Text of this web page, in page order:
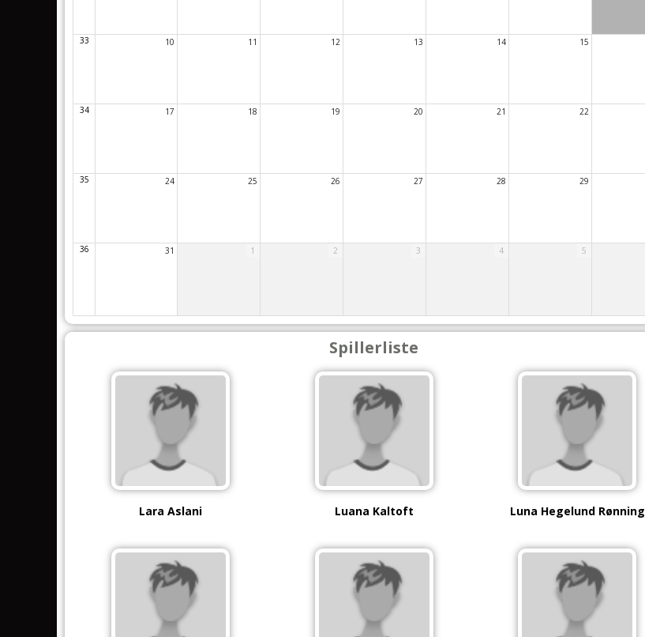
33 10 11 12 13 14 15
34 17 18 19 20 21 22
35 24 25 26 27 28 29
36 31 1 2 3 4 5
Spillerliste
Lara Aslani Luana Kaltoft Luna Hegelund Rønning